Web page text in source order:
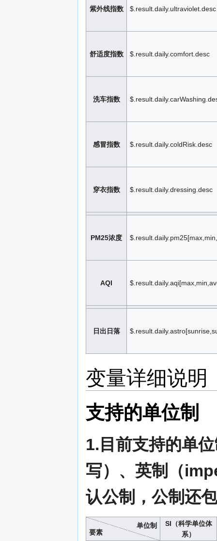
紫外线指数 $.result.daily.ultraviolet.desc
舒适度指数 $.result.daily.comfort.desc
洗车指数
感冒指数 $.result.daily.coldRisk.desc
穿衣指数 $.result.daily.dressing.desc
PM25浓度
AQI
日出日落
变量详细说明
支持的单位制
1.目前支持的单
写）、英制（
认公制，公制还
单位制
要素
SI（科学单位体
系）